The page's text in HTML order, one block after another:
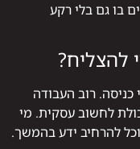
בו גם בלי רקע
להצליח?
רוב העבודה
לחשוב עסקית. מי
להרחיב ידע בהמשך.